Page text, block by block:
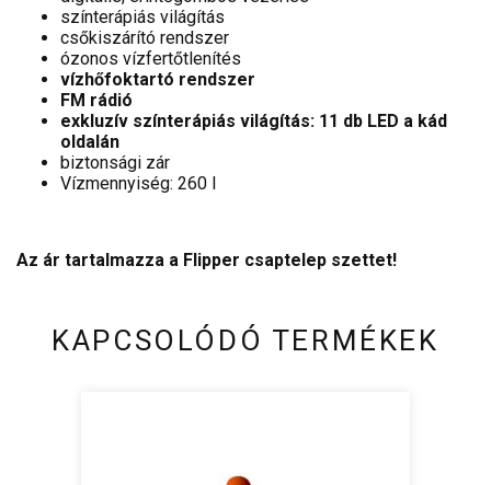
színterápiás világítás
csőkiszárító rendszer
ózonos vízfertőtlenítés
vízhőfoktartó rendszer
FM rádió
exkluzív színterápiás világítás: 11 db LED a kád
oldalán
biztonsági zár
Vízmennyiség: 260 l
Az ár tartalmazza a Flipper csaptelep szettet!
KAPCSOLÓDÓ TERMÉKEK